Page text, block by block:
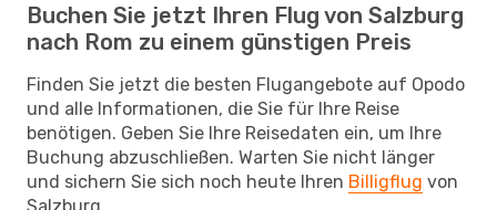
Buchen Sie jetzt Ihren Flug von Salzburg
nach Rom zu einem günstigen Preis
Finden Sie jetzt die besten Flugangebote auf Opodo
und alle Informationen, die Sie für Ihre Reise
benötigen. Geben Sie Ihre Reisedaten ein, um Ihre
Buchung abzuschließen. Warten Sie nicht länger
und sichern Sie sich noch heute Ihren Billigflug von